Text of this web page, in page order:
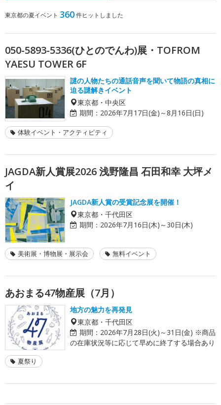
東京都の夏イベント 360件ヒットしました
050-5893-5336(ひとのでんわ)展・TOFROM
YAESU TOWER 6F
謎の人物たちの通話音声を聞いて物語の真相に
迫る謎解きイベント
東京都・中央区
期間： 2026年7月17日(金)～8月16日(日)
体験イベント・アクティビティ
JAGDA新人賞展2026 浅野隆昌 石田和幸 大坪メ
イ
JAGDA新人賞の受賞記念展を開催！
東京都・千代田区
期間： 2026年7月16日(木)～30日(木)
美術展・博物展・展示会 無料イベント
あおまる47物産展（7月）
地方の魅力を再発見
東京都・千代田区
期間： 2026年7月28日(火)～31日(金) ※商品
の在庫状況等に応じて早めに終了する場合あり
夏祭り